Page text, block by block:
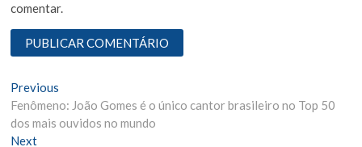
comentar.
N
a
Previous
r
e
Fenômeno: João Gomes é o único cantor brasileiro no Top 50
dos mais ouvidos no mundo
Next